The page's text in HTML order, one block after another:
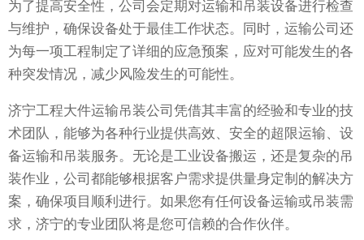
为了提高安全性，公司会定期对运输和吊装设备进行检查
与维护，确保设备处于最佳工作状态。同时，运输公司还
为每一项工程制定了详细的应急预案，应对可能发生的各
种突发情况，减少风险发生的可能性。
济宁工程大件运输吊装公司凭借其丰富的经验和专业的技
术团队，能够为各种行业提供高效、安全的超限运输、设
备运输和吊装服务。无论是工业设备搬运，还是复杂的吊
装作业，公司都能够根据客户需求提供量身定制的解决方
案，确保项目顺利进行。如果您有任何设备运输或吊装需
求，济宁的专业团队将是您可信赖的合作伙伴。